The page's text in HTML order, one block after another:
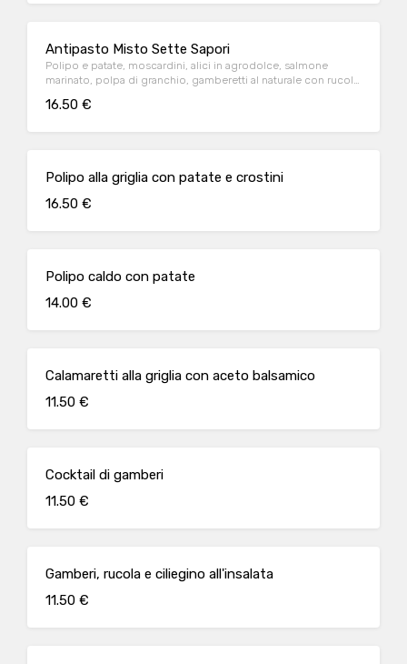
Antipasto Misto Sette Sapori
Polipo e patate, moscardini, alici in agrodolce, salmone
marinato, polpa di granchio, gamberetti al naturale con rucola
Tropea, cocktail di gamberetti
16.50 €
Polipo alla griglia con patate e crostini
16.50 €
Polipo caldo con patate
14.00 €
Calamaretti alla griglia con aceto balsamico
11.50 €
Cocktail di gamberi
11.50 €
Gamberi, rucola e ciliegino all'insalata
11.50 €